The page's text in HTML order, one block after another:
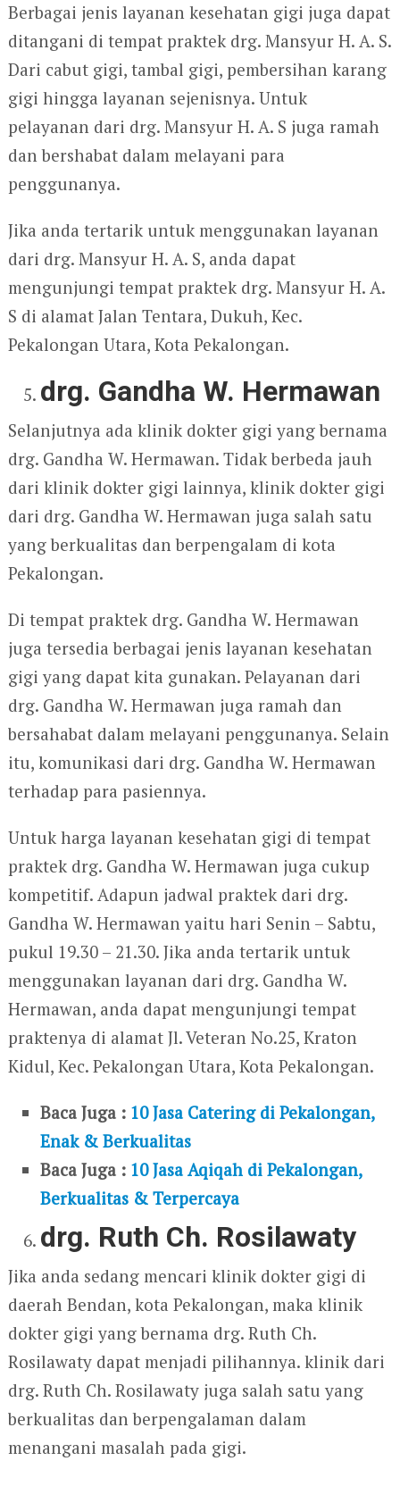
Berbagai jenis layanan kesehatan gigi juga dapat
ditangani di tempat praktek drg. Mansyur H. A. S.
Dari cabut gigi, tambal gigi, pembersihan karang
gigi hingga layanan sejenisnya. Untuk
pelayanan dari drg. Mansyur H. A. S juga ramah
dan bershabat dalam melayani para
penggunanya.
Jika anda tertarik untuk menggunakan layanan
dari drg. Mansyur H. A. S, anda dapat
mengunjungi tempat praktek drg. Mansyur H. A.
S di alamat Jalan Tentara, Dukuh, Kec.
Pekalongan Utara, Kota Pekalongan.
drg. Gandha W. Hermawan
Selanjutnya ada klinik dokter gigi yang bernama
drg. Gandha W. Hermawan. Tidak berbeda jauh
dari klinik dokter gigi lainnya, klinik dokter gigi
dari drg. Gandha W. Hermawan juga salah satu
yang berkualitas dan berpengalam di kota
Pekalongan.
Di tempat praktek drg. Gandha W. Hermawan
juga tersedia berbagai jenis layanan kesehatan
gigi yang dapat kita gunakan. Pelayanan dari
drg. Gandha W. Hermawan juga ramah dan
bersahabat dalam melayani penggunanya. Selain
itu, komunikasi dari drg. Gandha W. Hermawan
terhadap para pasiennya.
Untuk harga layanan kesehatan gigi di tempat
praktek drg. Gandha W. Hermawan juga cukup
kompetitif. Adapun jadwal praktek dari drg.
Gandha W. Hermawan yaitu hari Senin – Sabtu,
pukul 19.30 – 21.30. Jika anda tertarik untuk
menggunakan layanan dari drg. Gandha W.
Hermawan, anda dapat mengunjungi tempat
praktenya di alamat Jl. Veteran No.25, Kraton
Kidul, Kec. Pekalongan Utara, Kota Pekalongan.
Baca Juga : 10 Jasa Catering di Pekalongan,
Enak & Berkualitas
Baca Juga : 10 Jasa Aqiqah di Pekalongan,
Berkualitas & Terpercaya
drg. Ruth Ch. Rosilawaty
Jika anda sedang mencari klinik dokter gigi di
daerah Bendan, kota Pekalongan, maka klinik
dokter gigi yang bernama drg. Ruth Ch.
Rosilawaty dapat menjadi pilihannya. klinik dari
drg. Ruth Ch. Rosilawaty juga salah satu yang
berkualitas dan berpengalaman dalam
menangani masalah pada gigi.